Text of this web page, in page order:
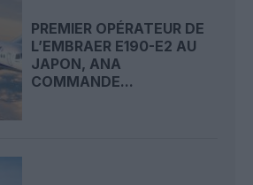
PREMIER OPÉRATEUR DE
L’EMBRAER E190-E2 AU
JAPON, ANA
COMMANDE...